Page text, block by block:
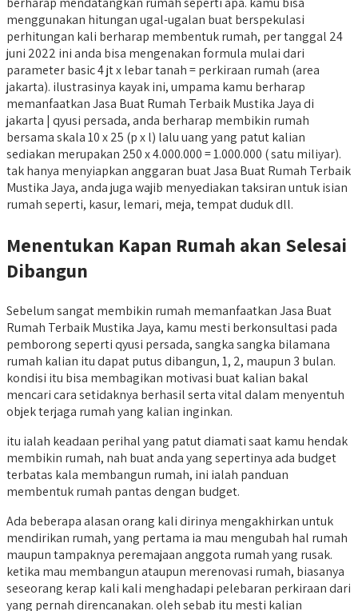
menggunakan hitungan ugal-ugalan buat berspekulasi
perhitungan kali berharap membentuk rumah, per tanggal 24
juni 2022 ini anda bisa mengenakan formula mulai dari
parameter basic 4 jt x lebar tanah = perkiraan rumah (area
jakarta). ilustrasinya kayak ini, umpama kamu berharap
memanfaatkan Jasa Buat Rumah Terbaik Mustika Jaya di
jakarta | qyusi persada, anda berharap membikin rumah
bersama skala 10 x 25 (p x l) lalu uang yang patut kalian
sediakan merupakan 250 x 4.000.000 = 1.000.000 ( satu miliyar).
tak hanya menyiapkan anggaran buat Jasa Buat Rumah Terbaik
Mustika Jaya, anda juga wajib menyediakan taksiran untuk isian
rumah seperti, kasur, lemari, meja, tempat duduk dll.
Menentukan Kapan Rumah akan Selesai
Dibangun
Sebelum sangat membikin rumah memanfaatkan Jasa Buat
Rumah Terbaik Mustika Jaya, kamu mesti berkonsultasi pada
pemborong seperti qyusi persada, sangka sangka bilamana
rumah kalian itu dapat putus dibangun, 1, 2, maupun 3 bulan.
kondisi itu bisa membagikan motivasi buat kalian bakal
mencari cara setidaknya berhasil serta vital dalam menyentuh
objek terjaga rumah yang kalian inginkan.
itu ialah keadaan perihal yang patut diamati saat kamu hendak
membikin rumah, nah buat anda yang sepertinya ada budget
terbatas kala membangun rumah, ini ialah panduan
membentuk rumah pantas dengan budget.
Ada beberapa alasan orang kali dirinya mengakhirkan untuk
mendirikan rumah, yang pertama ia mau mengubah hal rumah
maupun tampaknya peremajaan anggota rumah yang rusak.
ketika mau membangun ataupun merenovasi rumah, biasanya
seseorang kerap kali kali menghadapi pelebaran perkiraan dari
yang pernah direncanakan. oleh sebab itu mesti kalian